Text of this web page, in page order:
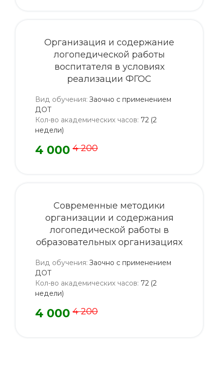
Организация и содержание
логопедической работы
воспитателя в условиях
реализации ФГОС
Вид обучения: Заочно с применением
ДОТ
Кол-во академических часов: 72 (2
недели)
4 000 4 200
Современные методики
организации и содержания
логопедической работы в
образовательных организациях
Вид обучения: Заочно с применением
ДОТ
Кол-во академических часов: 72 (2
недели)
4 000 4 200